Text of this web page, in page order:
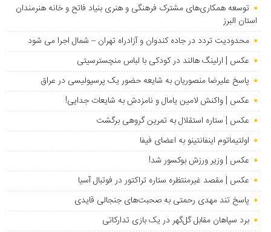
توسعه همکاری‌های مشترک فرهنگی و هنری بنیاد فاتح و خانه هنرمندان
استان البرز
محدودیت تردد در جاده کندوان و آزادراه تهران – شمال اجرا می شود
عکس | ارلینگ هالند در کودکی با لباس منچسترسیتی
پاسخ علیرضا منصوریان به شایعه حضور یک پرسپولیسی در عراق
عکس | واکنش لامین یامال و نامزدش به شایعات جدایی!
عکس | ستاره استقلال به تمرین گروهی برگشت
اولتیماتوم اینفانتینو به اعضای فیفا
عکس | وزیر ورزش بوکسور شد!
عکس | مقصد غیرمنتظره ستاره تراکتور در فوتبال آسیا
پاسخ تند مهدی رحمتی به صحبت‌های جنجالی قایدی
برد سپاهان مقابل گل‌گهر در یک بازی تدارکاتی